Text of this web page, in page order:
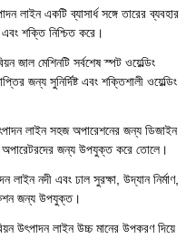
একটি ব্যাসার্ধ সঙ্গে তারের ব্যবহার
শক্তি নিশ্চিত করে।
জাল মেশিনটি সর্বশেষ স্পট ওয়েল্ডিং
জন্য সুনির্দিষ্ট এবং শক্তিশালী ওয়েল্ডিং
লাইন সহজ অপারেশনের জন্য ডিজাইন
জন্য উপযুক্ত করে তোলে।
লাইন নদী এবং ঢাল সুরক্ষা, উদ্যান নির্মাণ,
জন্য উপযুক্ত।
উৎপাদন লাইন উচ্চ মানের উপকরণ দিয়ে